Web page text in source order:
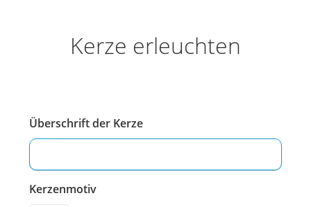
Kerze erleuchten
Überschrift der Kerze
Kerzenmotiv